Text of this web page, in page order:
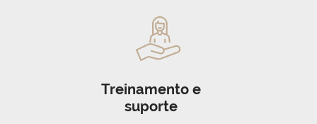
Treinamento e
suporte